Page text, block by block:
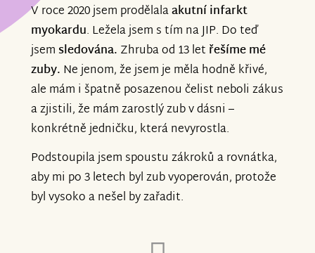
V roce 2020 jsem prodělalaakutní infarkt
myokardu. Ležela jsem s tím na JIP. Do teď
jsemsledována. Zhruba od 13 let řešíme mé
zuby. Ne jenom, že jsem je měla hodně křivé,
ale mám i špatně posazenou čelist neboli zákus
a zjistili, že mám zarostlý zub v dásni –
konkrétně jedničku, která nevyrostla.
Podstoupila jsem spoustu zákroků a rovnátka,
aby mi po 3 letech byl zub vyoperován, protože
byl vysoko a nešel by zařadit.